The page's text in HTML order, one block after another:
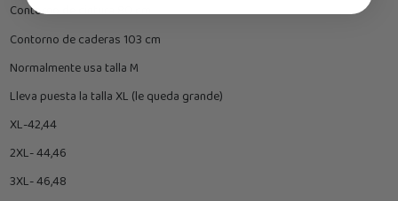
Contorno de cintura 80 cm
Contorno de caderas 103 cm
Normalmente usa talla M
Lleva puesta la talla XL (le queda grande)
XL-42,44
2XL- 44,46
3XL- 46,48